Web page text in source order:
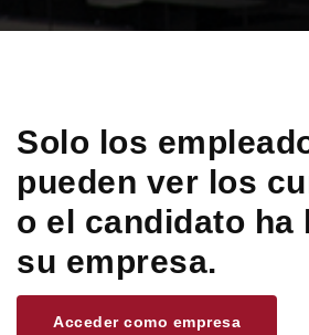
Solo los
pueden ver los
o el candidato ha
su empresa.
Acceder como empresa